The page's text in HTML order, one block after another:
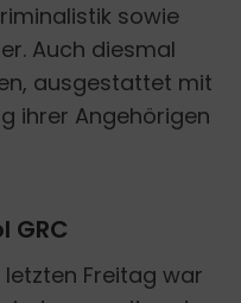
sowie
Auch diesmal
ausgestattet mit
ihrer Angehörigen
GRC
letzten Freitag war